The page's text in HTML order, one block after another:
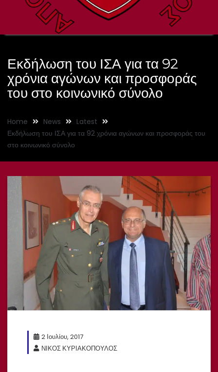
Εκδήλωση του ΙΣΑ για τα 92
χρόνια αγώνων και προσφοράς
του στο κοινωνικό σύνολο
Home News
Latest
Εκδήλωση του ΙΣΑ για τα 92 χρόνια αγώνων και προσφοράς του
στο κοινωνικό σύνολο
2 Ιουλίου, 2017
ΝΙΚΟΣ ΚΥΡΙΑΚΟΠΟΥΛΟΣ